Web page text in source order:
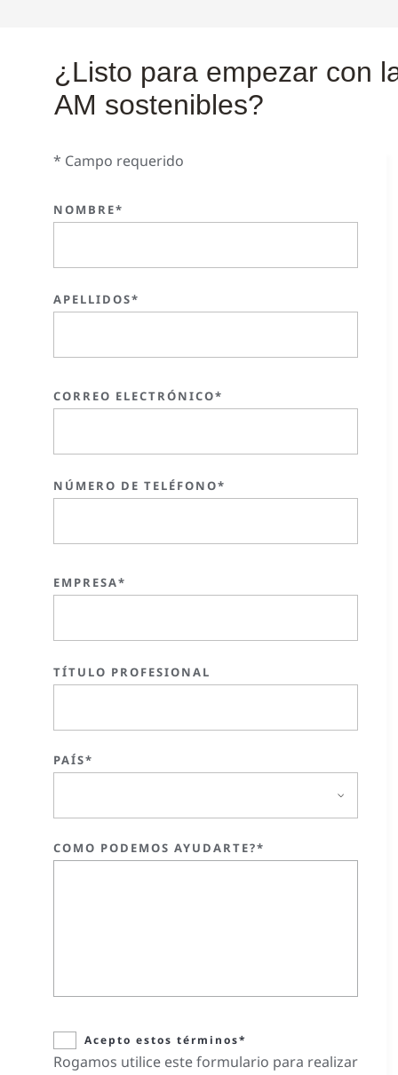
¿Listo para empezar con
AM sostenibles?
* Campo requerido
NOMBRE*
APELLIDOS*
CORREO ELECTRÓNICO*
NÚMERO DE TELÉFONO*
EMPRESA*
TÍTULO PROFESIONAL
PAÍS*
COMO PODEMOS AYUDARTE?*
Acepto estos términos*
Rogamos utilice este formulario para realizar